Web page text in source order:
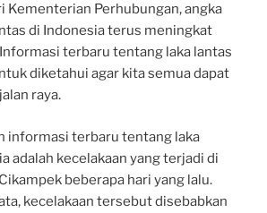
Kementerian Perhubungan, angka
di Indonesia terus meningkat
terbaru tentang laka lantas
diketahui agar kita semua dapat
raya.
informasi terbaru tentang laka
adalah kecelakaan yang terjadi di
beberapa hari yang lalu.
kecelakaan tersebut disebabkan